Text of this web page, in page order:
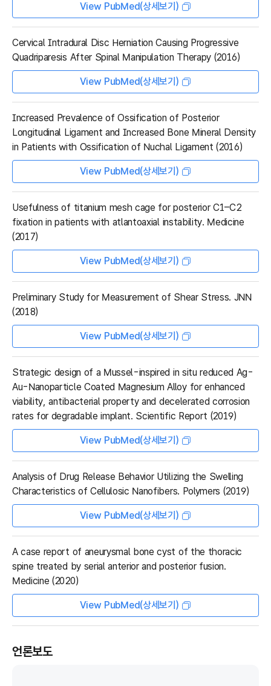
View PubMed(상세보기)
Cervical Intradural Disc Herniation Causing Progressive
Quadriparesis After Spinal Manipulation Therapy (2016)
View PubMed(상세보기)
Increased Prevalence of Ossification of Posterior
Longitudinal Ligament and Increased Bone Mineral Density
in Patients with Ossification of Nuchal Ligament (2016)
View PubMed(상세보기)
Usefulness of titanium mesh cage for posterior C1–C2
fixation in patients with atlantoaxial instability. Medicine
(2017)
View PubMed(상세보기)
Preliminary Study for Measurement of Shear Stress. JNN
(2018)
View PubMed(상세보기)
Strategic design of a Mussel-inspired in situ reduced Ag-
Au-Nanoparticle Coated Magnesium Alloy for enhanced
viability, antibacterial property and decelerated corrosion
rates for degradable implant. Scientific Report (2019)
View PubMed(상세보기)
Analysis of Drug Release Behavior Utilizing the Swelling
Characteristics of Cellulosic Nanofibers. Polymers (2019)
View PubMed(상세보기)
A case report of aneurysmal bone cyst of the thoracic
spine treated by serial anterior and posterior fusion.
Medicine (2020)
View PubMed(상세보기)
언론보도